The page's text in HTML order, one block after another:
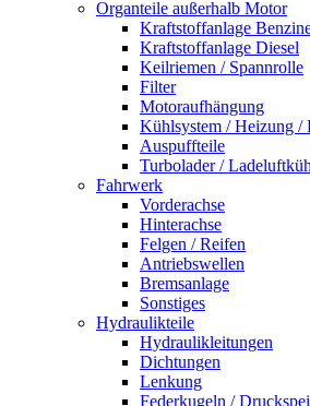
Organteile außerhalb Motor
Kraftstoffanlage
Kraftstoffanlage Diesel
Keilriemen / Spannrolle
Filter
Motoraufhängung
Kühlsystem / Heizung /
Auspuffteile
Turbolader /
Fahrwerk
Vorderachse
Hinterachse
Felgen / Reifen
Antriebswellen
Bremsanlage
Sonstiges
Hydraulikteile
Hydraulikleitungen
Dichtungen
Lenkung
Federkugeln /